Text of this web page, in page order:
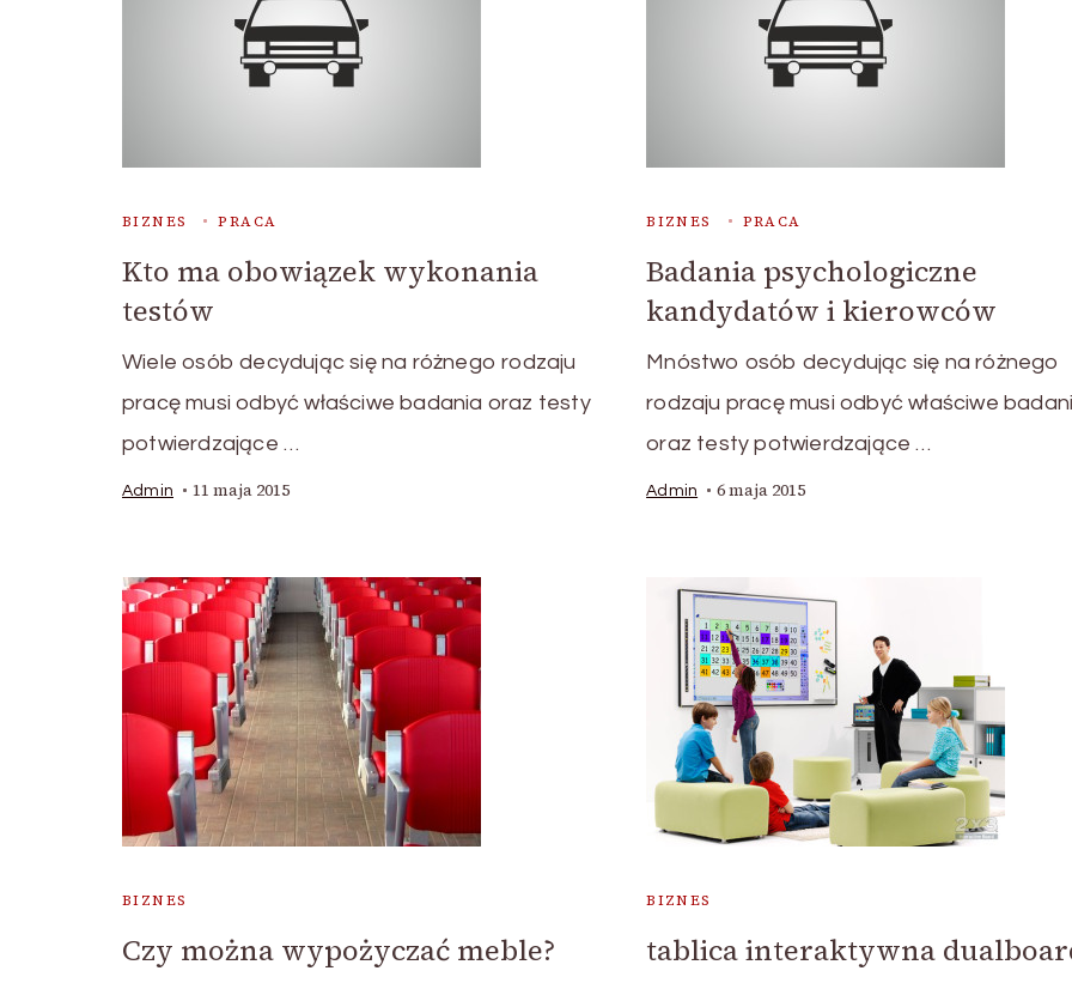
BIZNES PRACA
Kto ma obowiązek wykonania
testów
Wiele osób decydując się na różnego rodzaju
pracę musi odbyć właściwe badania oraz testy
potwierdzające …
Admin 11 maja 2015
BIZNES PRACA
Badania psychologiczne
kandydatów i kierowców
Mnóstwo osób decydując się na różnego
rodzaju pracę musi odbyć właściwe
oraz testy potwierdzające …
Admin 6 maja 2015
BIZNES
Czy można wypożyczać meble?
BIZNES
tablica interaktywna